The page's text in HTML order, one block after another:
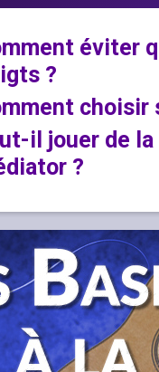
éviter
?
choisir
il jouer de
?